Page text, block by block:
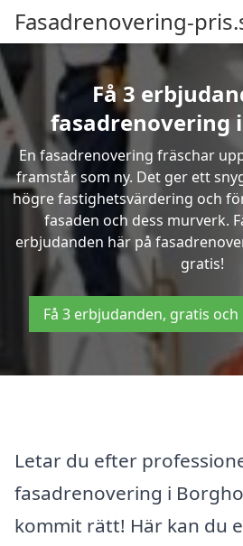
Fasadrenovering-
Få 3
fasadrenovering
En fasadrenovering fräschar
framstår som ny. Det ger ett
högre fastighetsvärdering och
fasaden och dess murverk.
erbjudanden här på
gratis!
Få 3 erbjudanden, gratis
Letar du efter
fasadrenovering i
kommit rätt! Här kan du